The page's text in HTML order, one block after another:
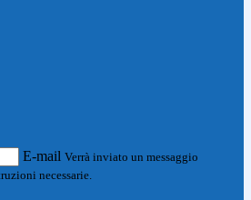
E-mail Verrà inviato un messaggio
necessarie.